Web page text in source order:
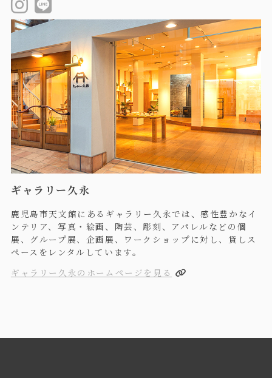
ギャラリー久永
鹿児島市天文館にあるギャラリー久永では、感性豊かなイ
ンテリア、写真・絵画、陶芸、彫刻、アパレルなどの個
展、グループ展、企画展、ワークショップに対し、貸しス
ペースをレンタルしています。
ギャラリー久永のホームページを見る